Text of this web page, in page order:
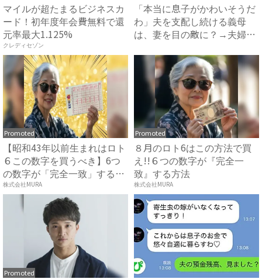
マイルが超たまるビジネスカ
ード！初年度年会費無料で還
元率最大1.125%
クレディセゾン
「本当に息子がかわいそうだ
わ」夫を支配し続ける義母
は、妻を目の敵に？→夫婦で
Promoted
【昭和43年以前生まれはロト
６この数字を買うべき】6つ
の数字が「完全一致」する
方...
株式会社MURA
Promoted
８月のロト6はこの方法で買
え!!６つの数字が『完全一
致』する方法
株式会社MURA
Promoted